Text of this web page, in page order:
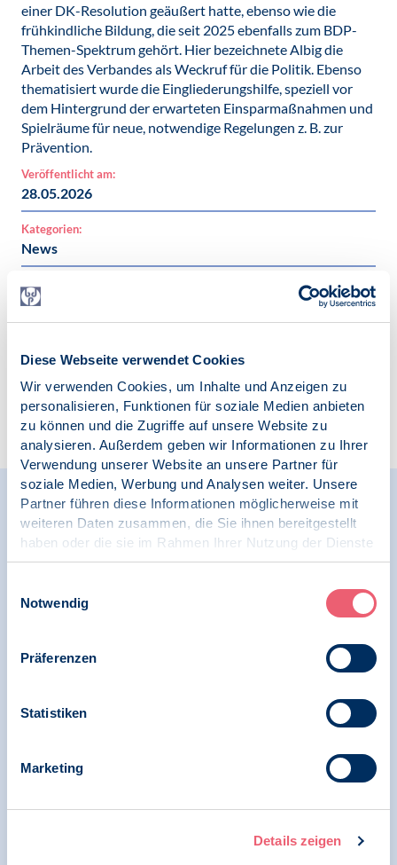
Diese Webseite verwendet Cookies
Wir verwenden Cookies, um Inhalte und Anzeigen zu
personalisieren, Funktionen für soziale Medien anbieten
zu können und die Zugriffe auf unsere Website zu
analysieren. Außerdem geben wir Informationen zu Ihrer
Verwendung unserer Website an unsere Partner für
soziale Medien, Werbung und Analysen weiter. Unsere
Partner führen diese Informationen möglicherweise mit
weiteren Daten zusammen, die Sie ihnen bereitgestellt
haben oder die sie im Rahmen Ihrer Nutzung der Dienste
gesammelt haben.
Notwendig
Präferenzen
Statistiken
Marketing
Details zeigen
einer DK-Resolution geäußert hatte, ebenso wie die
frühkindliche Bildung, die seit 2025 ebenfalls zum BDP-
Themen-Spektrum gehört. Hier bezeichnete Albig die
Arbeit des Verbandes als Weckruf für die Politik. Ebenso
thematisiert wurde die Eingliederungshilfe, speziell vor
dem Hintergrund der erwarteten Einsparmaßnahmen und
Spielräume für neue, notwendige Regelungen z. B. zur
Prävention.
Veröffentlicht am:
28.05.2026
Kategorien:
News
Schlagworte:
Kinder- und Jugendliche
Zur Übersicht
Relevante Nachrichten
Resolution | Psychologie und Gesundheit |
Resolution des Berufsverbandes Deutscher
verabschiedet von der Delegiertenkonferenz
am 26. April 2026 Kinder und Jugendliche
Pressemitteilung | Psychologie und Gesundheit